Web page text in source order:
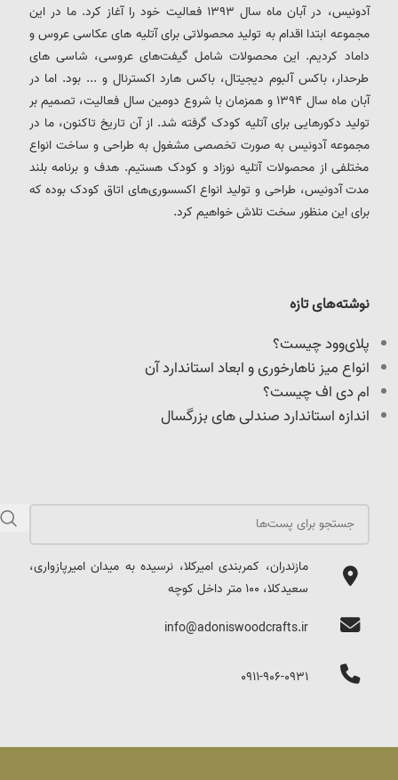
مازندران، کمربندی امیرکلا، نرسیده به میدان امیرپازواری،
سعیدکلا، 100 متر داخل کوچه
info@adoniswoodcrafts.ir
0911-906-0931
نوشته‌های تازه
پلای‌وود چیست؟
انواع میز ناهارخوری و ابعاد استاندارد آن
ام دی اف چیست؟
اندازه استاندارد صندلی های بزرگسال
آدونیس، در آبان ماه سال 1393 فعالیت خود را آغاز کرد. ما در این
مجموعه ابتدا اقدام به تولید محصولاتی برای آتلیه های عکاسی عروس و
داماد کردیم. این محصولات شامل گیفت‌های عروسی، شاسی های
طرحدار، باکس آلبوم دیجیتال، باکس هارد اکسترنال و ... بود. اما در
آبان ماه سال 1394 و همزمان با شروع دومین سال فعالیت، تصمیم بر
تولید دکورهایی برای آتلیه کودک گرفته شد. از آن تاریخ تاکنون، ما در
مجموعه آدونیس به صورت تخصصی مشغول به طراحی و ساخت انواع
مختلفی از محصولات آتلیه نوزاد و کودک هستیم. هدف و برنامه بلند
مدت آدونیس، طراحی و تولید انواع اکسسوری‌های اتاق کودک بوده که
برای این منظور سخت تلاش خواهیم کرد.